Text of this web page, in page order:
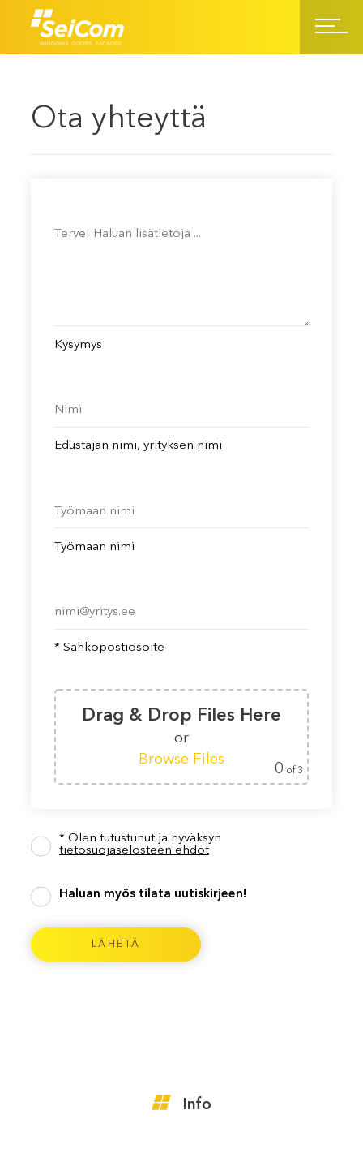
Ota yhteyttä
Kysymys
Edustajan nimi, yrityksen nimi
Työmaan nimi
* Sähköpostiosoite
Drag & Drop Files Here
or
Browse Files
0 of 3
* Olen tutustunut ja hyväksyn
tietosuojaselosteen ehdot
Haluan myös tilata uutiskirjeen!
Info